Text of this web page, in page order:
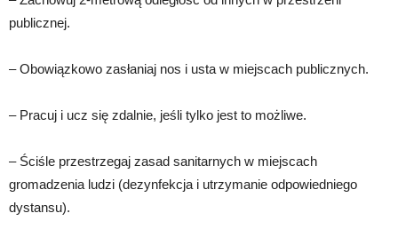
publicznej.
– Obowiązkowo zasłaniaj nos i usta w miejscach publicznych.
– Pracuj i ucz się zdalnie, jeśli tylko jest to możliwe.
– Ściśle przestrzegaj zasad sanitarnych w miejscach
gromadzenia ludzi (dezynfekcja i utrzymanie odpowiedniego
dystansu).